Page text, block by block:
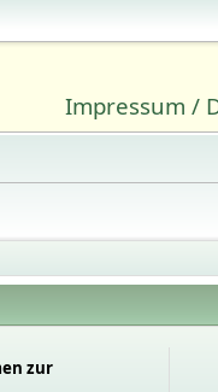
Impressum /
zur